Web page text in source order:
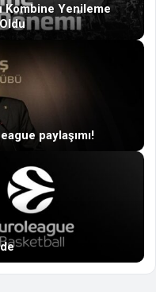
Kombine Yenileme
paylaşımı!